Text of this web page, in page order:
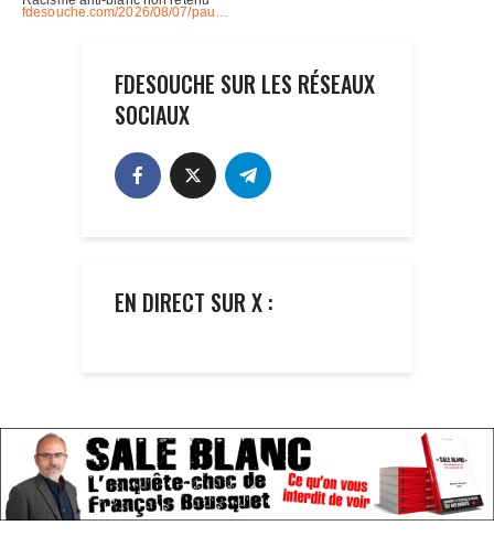
FDESOUCHE SUR LES RÉSEAUX
SOCIAUX
EN DIRECT SUR X :